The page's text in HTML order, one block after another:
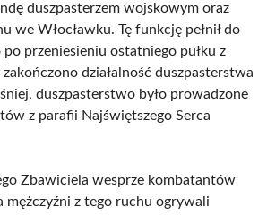
duszpasterzem wojskowym oraz
we Włocławku. Tę funkcję pełnił do
przeniesieniu ostatniego pułku z
zakończono działalność duszpasterstwa
duszpasterstwo było prowadzone
z parafii Najświętszego Serca
Zbawiciela wesprze kombatantów
mężczyźni z tego ruchu ogrywali